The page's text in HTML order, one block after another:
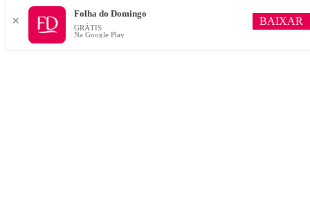
✕
Folha do Domingo
GRÁTIS
Na Google Play
BAIXAR